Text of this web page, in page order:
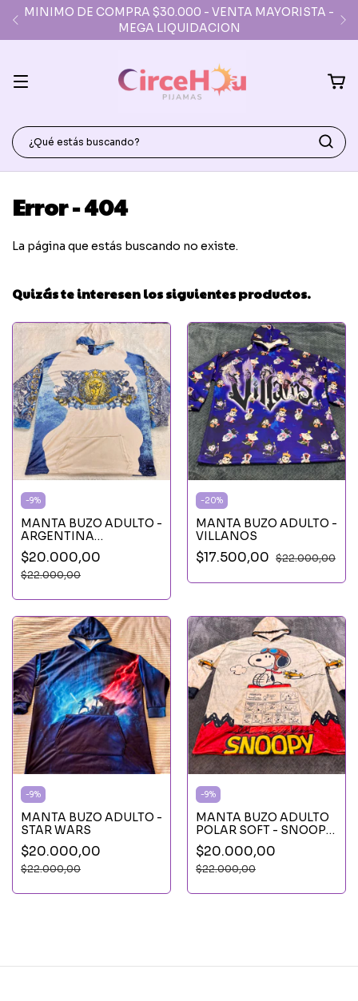
MINIMO DE COMPRA $30.000 - VENTA MAYORISTA -
MEGA LIQUIDACION
Error - 404
La página que estás buscando no existe.
Quizás te interesen los siguientes productos.
-9%
MANTA BUZO ADULTO -
ARGENTINA
SELECCION
$20.000,00
$22.000,00
-20%
MANTA BUZO ADULTO -
VILLANOS
$17.500,00 $22.000,00
-9%
MANTA BUZO ADULTO -
STAR WARS
$20.000,00
$22.000,00
-9%
MANTA BUZO ADULTO
POLAR SOFT - SNOOPY
PILOTO
$20.000,00
$22.000,00